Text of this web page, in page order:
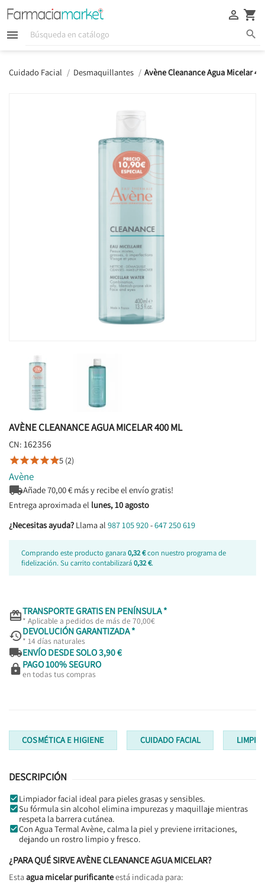
  
 
Cuidado Facial Desmaquillantes Avène Cleanance Agua Micelar
AVÈNE CLEANANCE AGUA MICELAR 400 ML
CN: 162356
5 (2)
Avène
Añade70,00€ más y recibe el envío gratis!
Entrega aproximada el lunes, 10 agosto
¿Necesitas ayuda? Llama al 987 105 920-647 250 619
Comprando este producto ganara0,32 €con nuestro programa de
fidelización. Su carrito contabilizará0,32 €.
TRANSPORTE GRATIS EN PENÍNSULA *
* Aplicable a pedidos de más de 70,00€
DEVOLUCIÓN GARANTIZADA *
* 14 días naturales
ENVÍO DESDE SOLO 3,90 €
 PAGO 100% SEGURO
en todas tus compras
COSMÉTICA E HIGIENE CUIDADO FACIAL
DESCRIPCIÓN
Limpiador facial ideal para pieles grasas y sensibles.
Su fórmula sin alcohol elimina impurezas y maquillaje mientras
respeta la barrera cutánea.
Con Agua Termal Avène, calma la piel y previene irritaciones,
dejando un rostro limpio y fresco.
¿PARA QUÉ SIRVE AVÈNE CLEANANCE AGUA MICELAR?
Estaagua micelar purificanteestá indicada para: